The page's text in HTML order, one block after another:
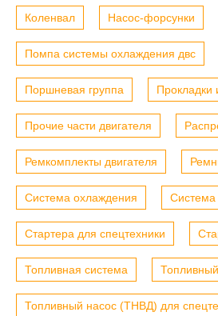
Коленвал Насос-форсунки
Помпа системы охлаждения двс
Поршневая группа Прокладки
Прочие части двигателя
Ремкомплекты двигателя
Система охлаждения Система
Стартера для спецтехники
Топливная система
Топливный насос (ТНВД) для